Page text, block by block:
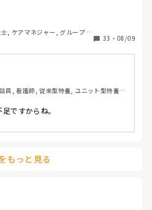
思う方が少なくなってきている
。
容易になり、資格意義がなくなっ
うで悲しいです。皆さんは、分野
すか？
, ケアマネジャー, グループホ
33 ・ 08/09
員, 看護師, 従来型特養, ユニット型特養,
ですからね。
もっと見る